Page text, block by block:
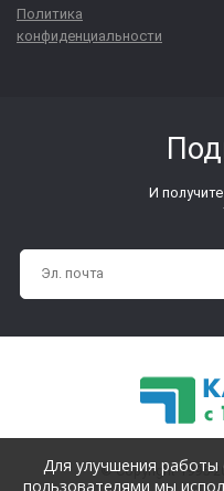
Политика
конфиденциальности
И
© Copyright 1995-
Для улучшения работы
пользователями мы